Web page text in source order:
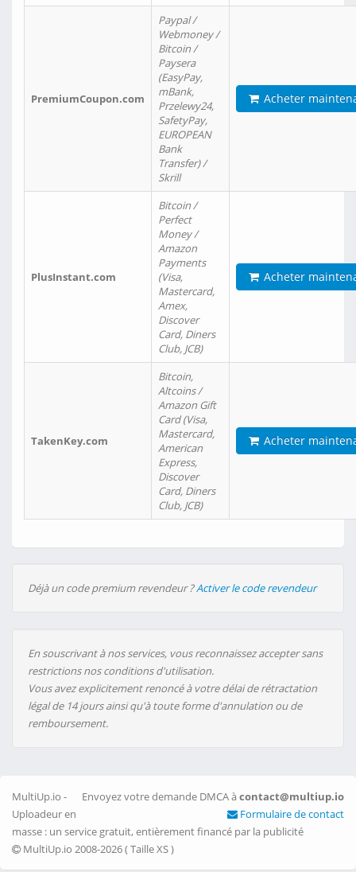
PremiumCoupon.com
Paypal /
Webmoney /
Bitcoin /
Paysera
(EasyPay,
mBank,
Przelewy24,
SafetyPay,
EUROPEAN
Bank
Transfer) /
Skrill
Acheter
PlusInstant.com
Bitcoin /
Perfect
Money /
Amazon
Payments
(Visa,
Mastercard,
Amex,
Discover
Card, Diners
Club, JCB)
Acheter
TakenKey.com
Bitcoin,
Altcoins /
Amazon Gift
Card (Visa,
Mastercard,
American
Express,
Discover
Card, Diners
Club, JCB)
Acheter
Déjà un code premium revendeur ?Activer le code revendeur
En souscrivant à nos services, vous reconnaissez accepter sans
restrictions nos conditions d'utilisation.
Vous avez explicitement renoncé à votre délai de rétractation
légal de 14 jours ainsi qu'à toute forme d'annulation ou de
remboursement.
Envoyez votre demande DMCA àcontact@multiup.io
Formulaire de contact
MultiUp.io -
Uploadeur en
masse : un service gratuit, entièrement financé par la publicité
MultiUp.io 2008-2026 ( Taille XS)